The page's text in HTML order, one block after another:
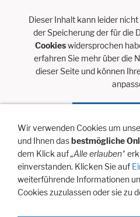
Dieser Inhalt kann leider
der Speicherung der für die
Cookieswidersprochen
erfahren Sie mehr über die
dieser Seite und können
Vielen Dank für Ihre
Wir melden uns so bald als möglich.
Wir verwenden Cookies um
und Ihnen dasbestmögliche
dem Klick auf„Alle erlauben“
einverstanden. Klicken Sie auf
weiterführende Informationen
Cookies zuzulassen oder sie zu